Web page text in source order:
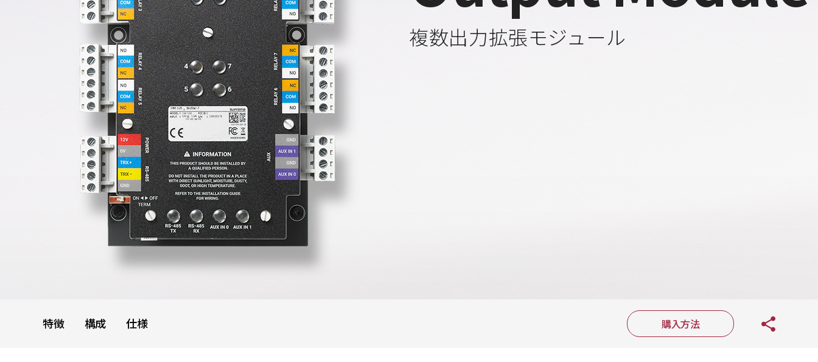
複数出力拡張モジュール
特徴 構成 仕様 購入方法